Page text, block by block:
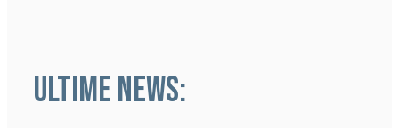
ULTIME NEWS: